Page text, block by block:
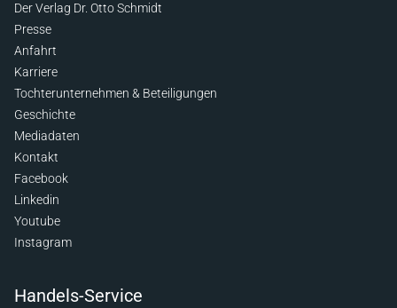
Der Verlag Dr. Otto Schmidt
Presse
Anfahrt
Karriere
Tochterunternehmen & Beteiligungen
Geschichte
Mediadaten
Kontakt
Facebook
Linkedin
Youtube
Instagram
Handels-Service